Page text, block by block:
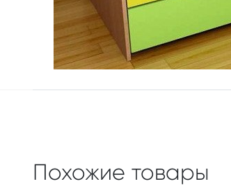
Похожие товары